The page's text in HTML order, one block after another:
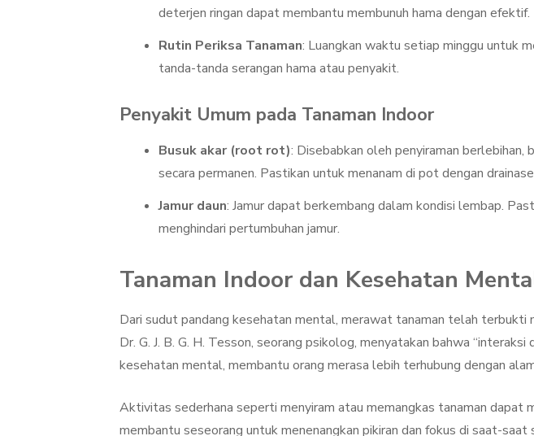
deterjen ringan dapat membantu membunuh hama dengan efektif.
Rutin Periksa Tanaman: Luangkan waktu setiap minggu untuk
tanda-tanda serangan hama atau penyakit.
Penyakit Umum pada Tanaman Indoor
Busuk akar (root rot): Disebabkan oleh penyiraman berlebihan,
secara permanen. Pastikan untuk menanam di pot dengan
Jamur daun: Jamur dapat berkembang dalam kondisi lembap.
menghindari pertumbuhan jamur.
Tanaman Indoor dan Kesehatan
Dari sudut pandang kesehatan mental, merawat tanaman telah terbukti
Dr. G. J. B. G. H. Tesson, seorang psikolog, menyatakan bahwa
kesehatan mental, membantu orang merasa lebih terhubung dengan
Aktivitas sederhana seperti menyiram atau memangkas tanaman dapat
membantu seseorang untuk menenangkan pikiran dan fokus di saat-saat